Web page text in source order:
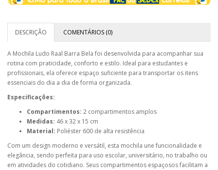
DESCRIÇÃO COMENTÁRIOS (0)
A Mochila Ludo Raal Barra Bela foi desenvolvida para acompanhar sua
rotina com praticidade, conforto e estilo. Ideal para estudantes e
profissionais, ela oferece espaço suficiente para transportar os itens
essenciais do dia a dia de forma organizada.
Especificações:
Compartimentos: 2 compartimentos amplos
Medidas: 46 x 32 x 15 cm
Material: Poliéster 600 de alta resistência
Com um design moderno e versátil, esta mochila une funcionalidade e
elegância, sendo perfeita para uso escolar, universitário, no trabalho ou
em atividades do cotidiano. Seus compartimentos espaçosos facilitam a